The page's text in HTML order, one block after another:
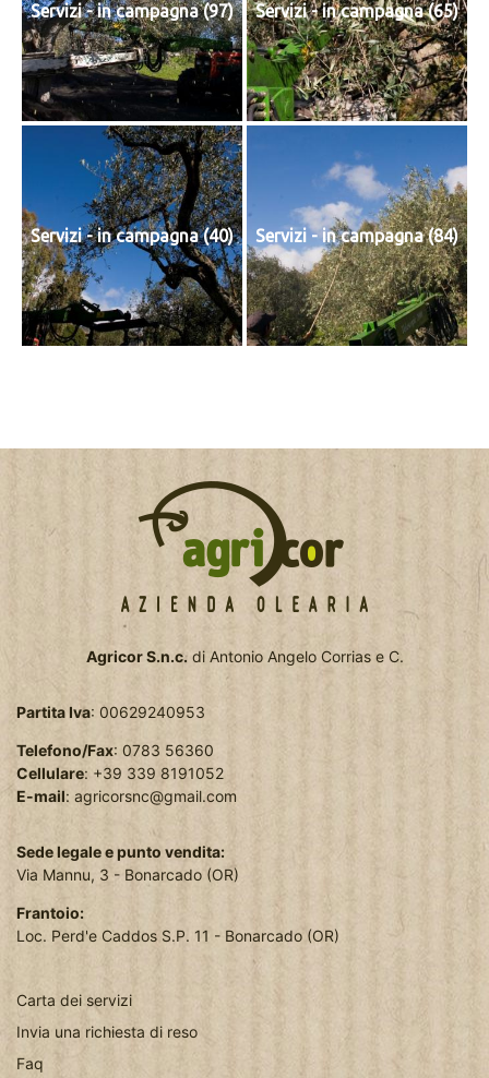
Servizi - in campagna (97) Servizi - in campagna (65)
Servizi - in campagna (40) Servizi - in campagna (84)
Agricor S.n.c.di Antonio Angelo Corrias e C.
Partita Iva: 00629240953
Telefono/Fax: 0783 56360
Cellulare: +39 339 8191052
E-mail: agricorsnc@gmail.com
Sede legale e punto vendita:
Via Mannu, 3 - Bonarcado (OR)
Frantoio:
Loc. Perd'e Caddos S.P. 11 - Bonarcado (OR)
Carta dei servizi
Invia una richiesta di reso
Faq